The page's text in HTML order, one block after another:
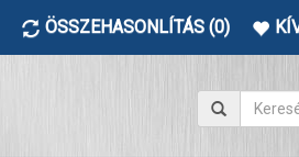
ÖSSZEHASONLÍTÁS (0)